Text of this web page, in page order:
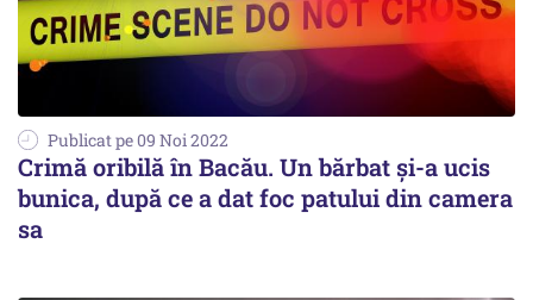
Publicat pe 09 Noi 2022
Crimă oribilă în Bacău. Un bărbat și-a ucis
bunica, după ce a dat foc patului din camera
sa